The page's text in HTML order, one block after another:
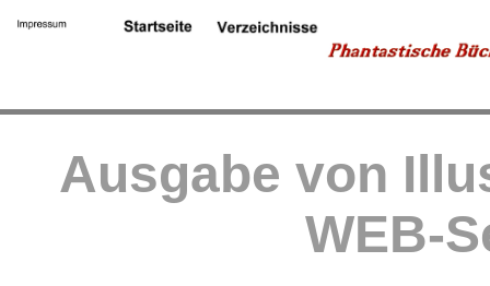
Ausgabe von
WEB-